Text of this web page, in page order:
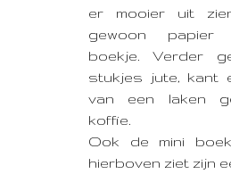
er mooier uit
gewoon
boekje. Verder
stukjes jute, kant
van een laken
koffie.
Ook de mini
hierboven ziet zijn